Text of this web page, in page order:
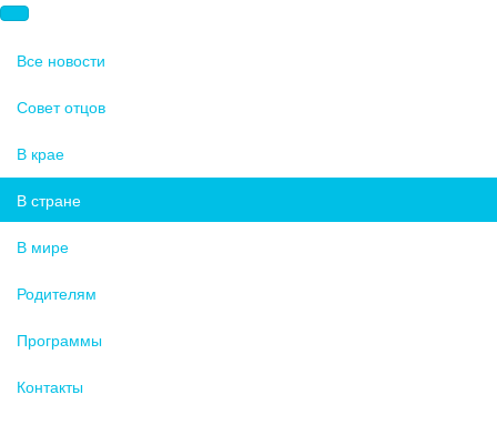
Все новости
Совет отцов
В крае
В стране
В мире
Родителям
Программы
Контакты